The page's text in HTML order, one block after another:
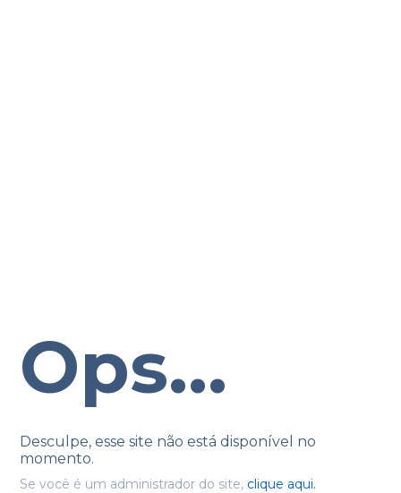
Ops...
Desculpe, esse site não está disponível no
momento.
Se você é um administrador do site, clique aqui.